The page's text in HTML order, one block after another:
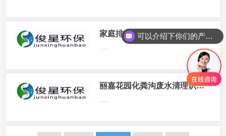
家庭排水池_水池排水怎么做
......
丽嘉花园化粪沟废水清理识别窍门分析
......
可以介绍下你们的产品么